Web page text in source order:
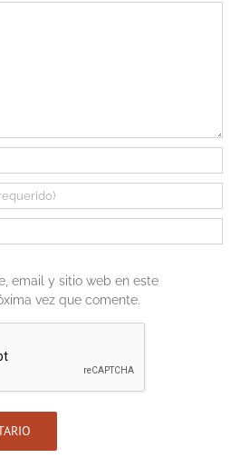
email y sitio web en este
vez que comente.